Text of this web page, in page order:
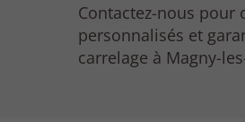
Contactez-nous pour
personnalisés et
carrelage à Magny-